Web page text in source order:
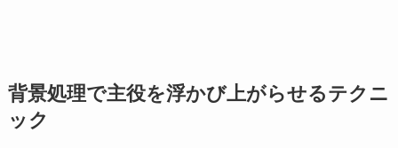
背景処理で主役を浮かび上がらせるテクニ
ック